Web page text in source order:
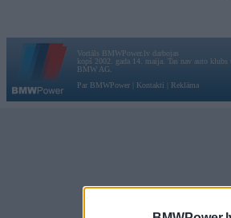
Vortāls BMWPower.lv darbojas
kopš 2002. gada 14. maija. Tas nav auto klubs
BMW AG.
Par BMWPower
Kontakti Reklāma